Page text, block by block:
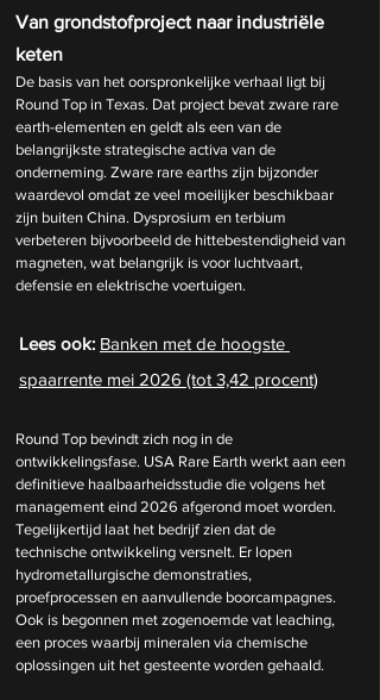
Van grondstofproject naar industriële
keten
De basis van het oorspronkelijke verhaal ligt bij
Round Top in Texas. Dat project bevat zware rare
earth-elementen en geldt als een van de
belangrijkste strategische activa van de
onderneming. Zware rare earths zijn bijzonder
waardevol omdat ze veel moeilijker beschikbaar
zijn buiten China. Dysprosium en terbium
verbeteren bijvoorbeeld de hittebestendigheid van
magneten, wat belangrijk is voor luchtvaart,
defensie en elektrische voertuigen.
Lees ook: Banken met de hoogste
spaarrente mei 2026 (tot 3,42 procent)
Round Top bevindt zich nog in de
ontwikkelingsfase. USA Rare Earth werkt aan een
definitieve haalbaarheidsstudie die volgens het
management eind 2026 afgerond moet worden.
Tegelijkertijd laat het bedrijf zien dat de
technische ontwikkeling versnelt. Er lopen
hydrometallurgische demonstraties,
proefprocessen en aanvullende boorcampagnes.
Ook is begonnen met zogenoemde vat leaching,
een proces waarbij mineralen via chemische
oplossingen uit het gesteente worden gehaald.